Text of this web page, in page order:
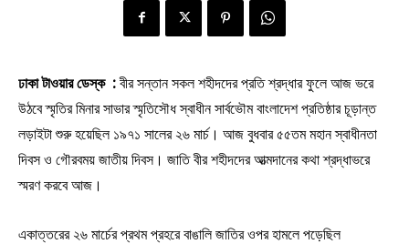
ঢাকা টাওয়ার ডেস্ক :বীর সন্তান সকল শহীদদের প্রতি শ্রদ্ধার ফুলে আজ ভরে
উঠবে স্মৃতির মিনার সাভার স্মৃতিসৌধ স্বাধীন সার্বভৌম বাংলাদেশ প্রতিষ্ঠার চূড়ান্ত
লড়াইটা শুরু হয়েছিল ১৯৭১ সালের ২৬ মার্চ। আজ বুধবার ৫৫তম মহান স্বাধীনতা
দিবস ও গৌরবময় জাতীয় দিবস। জাতি বীর শহীদদের আত্মদানের কথা শ্রদ্ধাভরে
স্মরণ করবে আজ।
একাত্তরের ২৬ মার্চের প্রথম প্রহরে বাঙালি জাতির ওপর হামলে পড়েছিল